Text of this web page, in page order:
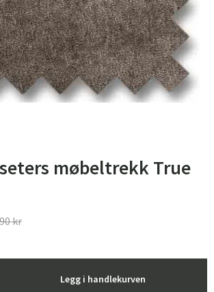
møbeltrekk True
kr
Legg i handlekurven